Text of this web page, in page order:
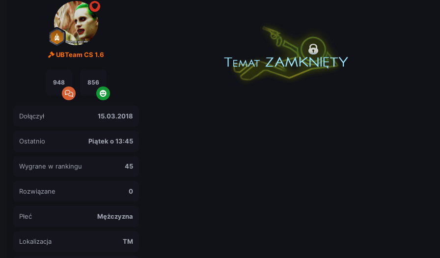
UBTeam CS 1.6
948 856
Dołączył 15.03.2018
Ostatnio Piątek o 13:45
Wygrane w rankingu 45
Rozwiązane 0
Płeć Mężczyzna
Lokalizacja TM